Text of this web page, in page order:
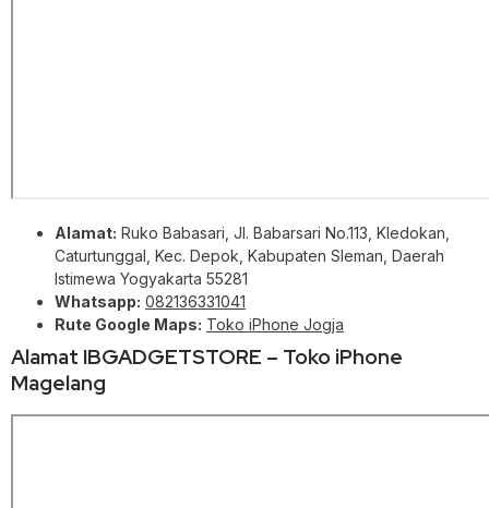
Alamat: Ruko Babasari, Jl. Babarsari No.113, Kledokan,
Caturtunggal, Kec. Depok, Kabupaten Sleman, Daerah
Istimewa Yogyakarta 55281
Whatsapp: 082136331041
Rute Google Maps: Toko iPhone Jogja
Alamat IBGADGETSTORE – Toko iPhone
Magelang